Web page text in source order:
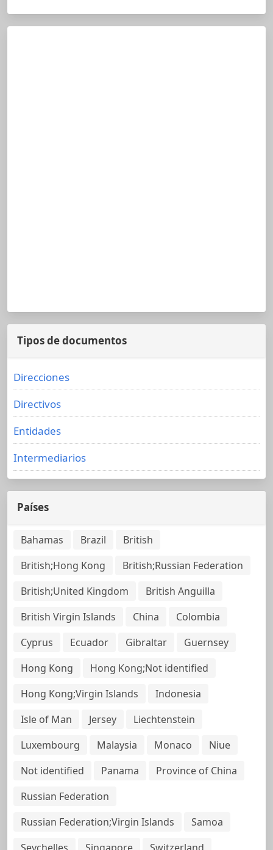
Tipos de documentos
Direcciones
Directivos
Entidades
Intermediarios
Países
Bahamas Brazil
British
British;Hong Kong
British;Russian Federation
British;United Kingdom
British Anguilla
British Virgin Islands
China
Colombia
Cyprus
Ecuador Gibraltar
Guernsey
Hong Kong
Hong Kong;Not identified
Hong Kong;Virgin Islands
Indonesia
Isle of Man
Jersey
Liechtenstein
Luxembourg
Malaysia Monaco
Niue
Not identified
Panama
Province of China
Russian Federation
Russian Federation;Virgin Islands
Samoa